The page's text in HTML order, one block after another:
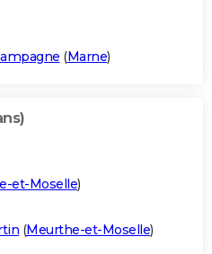
(Marne)
et-Moselle)
(Meurthe-et-Moselle)